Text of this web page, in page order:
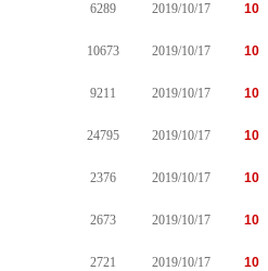
6289 2019/10/17 10
10673 2019/10/17 10
9211 2019/10/17 10
24795 2019/10/17 10
2376 2019/10/17 10
2673 2019/10/17 10
2721 2019/10/17 10